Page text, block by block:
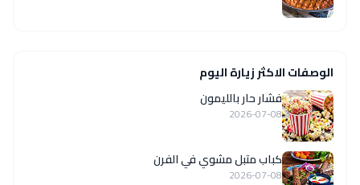
الوصفات الاكثر زيارة اليوم
فشار حار بالليمون
2026-07-08
كباب متبل مشوي في الفرن
2026-07-08